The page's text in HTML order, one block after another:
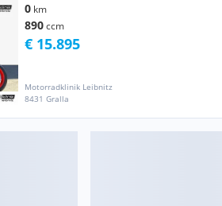
0 km
890ccm
Motorradklinik Leibnitz
8431 Gralla
€ 15.895